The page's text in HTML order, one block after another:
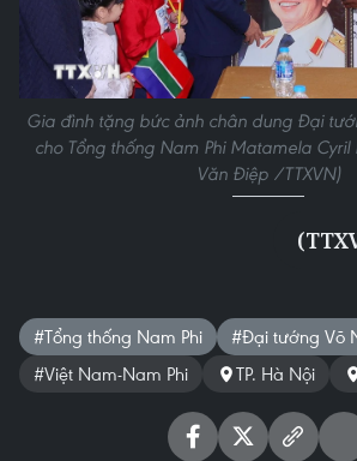
Gia đình tặng bức ảnh chân dung Đại
cho Tổng thống Nam Phi Matamela
Văn Điệp /TTXVN)
#Tổng thống Nam Phi
#Đại tướng Võ
#Việt Nam-Nam Phi
TP. Hà Nội